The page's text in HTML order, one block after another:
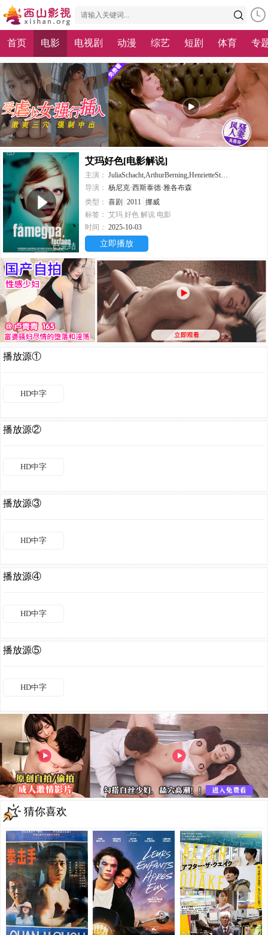
首页 电影 电视剧 动漫 综艺 短剧 体育 专
已完结
艾玛好色[电影解说]
主演： JuliaSchacht,ArthurBerning,HenrietteSteenstrup,HeleneBergsholm,JuliaBache-Wiig
导演： 杨尼克·西斯泰德·雅各布森
类型： 喜剧 2011 挪威
标签： 艾玛 好色 解说 电影
时间： 2025-10-03
立即播放
播放源①
HD中字
播放源②
HD中字
播放源③
HD中字
播放源④
HD中字
播放源⑤
HD中字
猜你喜欢